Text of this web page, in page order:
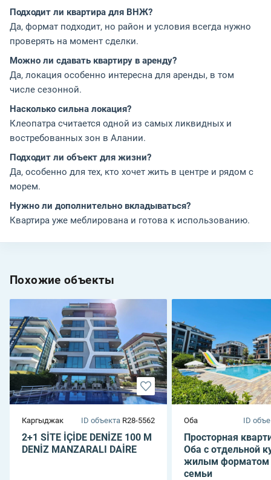
Подходит ли квартира для ВНЖ?
Да, формат подходит, но район и условия всегда нужно
проверять на момент сделки.
Можно ли сдавать квартиру в аренду?
Да, локация особенно интересна для аренды, в том
числе сезонной.
Насколько сильна локация?
Клеопатра считается одной из самых ликвидных и
востребованных зон в Алании.
Подходит ли объект для жизни?
Да, особенно для тех, кто хочет жить в центре и рядом с
морем.
Нужно ли дополнительно вкладываться?
Квартира уже меблирована и готова к использованию.
Похожие объекты
Каргыджак ID объекта R28-5562
2+1 SİTE İÇİDE DENİZE 100 M
DENİZ MANZARALI DAİRE
Оба ID
Просторная
Оба с отдельной
жилым форматом
семьи